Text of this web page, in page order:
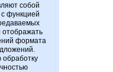
собой
функцией
отображать
формата